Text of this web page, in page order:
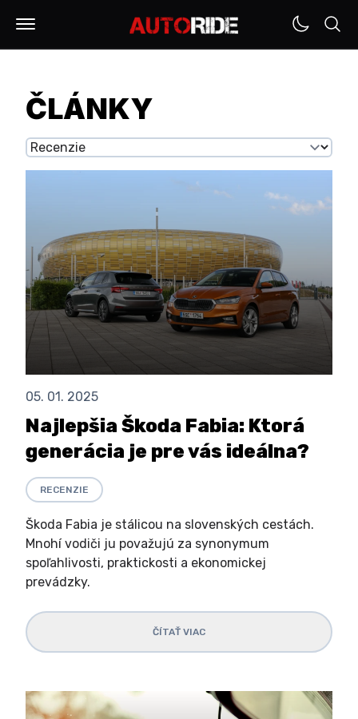
ČLÁNKY
05. 01. 2025
Najlepšia Škoda Fabia: Ktorá
generácia je pre vás ideálna?
RECENZIE
Škoda Fabia je stálicou na slovenských cestách.
Mnohí vodiči ju považujú za synonymum
spoľahlivosti, praktickosti a ekonomickej
prevádzky.
ČÍTAŤ VIAC